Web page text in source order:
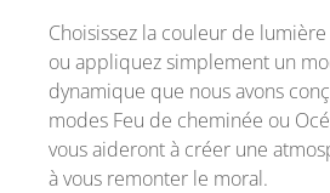
Choisissez la couleur de
ou appliquez simplement un
dynamique que nous avons
modes Feu de cheminée ou
vous aideront à créer une
à vous remonter le moral.